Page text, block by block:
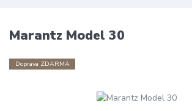
Marantz Model 30
Doprava ZDARMA